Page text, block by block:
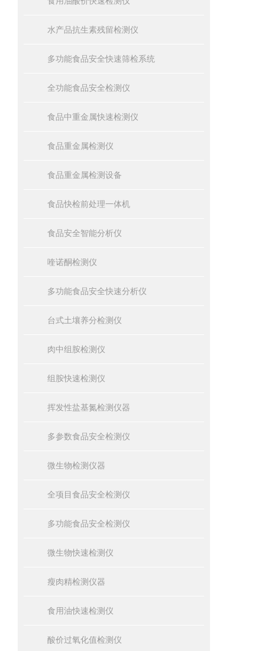
水产品抗生素残留检测仪
多功能食品安全快速筛检系统
全功能食品安全检测仪
食品中重金属快速检测仪
食品重金属检测仪
食品重金属检测设备
食品快检前处理一体机
食品安全智能分析仪
喹诺酮检测仪
多功能食品安全快速分析仪
台式土壤养分检测仪
肉中组胺检测仪
组胺快速检测仪
挥发性盐基氮检测仪器
多参数食品安全检测仪
微生物检测仪器
全项目食品安全检测仪
多功能食品安全检测仪
微生物快速检测仪
瘦肉精检测仪器
食用油快速检测仪
酸价过氧化值检测仪